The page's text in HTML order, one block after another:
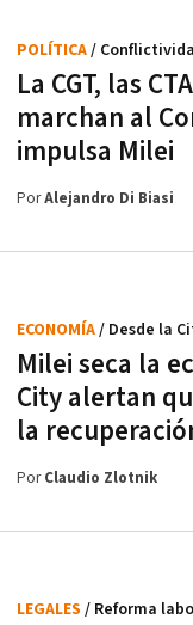
La CGT, las
marchan al
impulsa Milei
POLÍTICA/
PorAlejandro Di Biasi
Milei seca la
City alertan
la
ECONOMÍA/ Desde la
PorClaudio Zlotnik
LEGALES / Reforma